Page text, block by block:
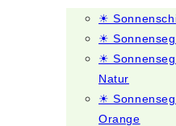
☀
☀
☀
Natur
☀
Orange